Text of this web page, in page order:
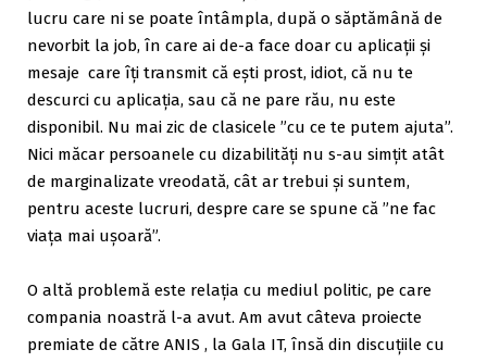
lucru care ni se poate întâmpla, după o săptămână de
nevorbit la job, în care ai de-a face doar cu aplicații și
mesaje care îți transmit că ești prost, idiot, că nu te
descurci cu aplicația, sau că ne pare rău, nu este
disponibil. Nu mai zic de clasicele ”cu ce te putem ajuta”.
Nici măcar persoanele cu dizabilități nu s-au simțit atât
de marginalizate vreodată, cât ar trebui și suntem,
pentru aceste lucruri, despre care se spune că ”ne fac
viața mai ușoară”.
O altă problemă este relația cu mediul politic, pe care
compania noastră l-a avut. Am avut câteva proiecte
premiate de către ANIS , la Gala IT, însă din discuțiile cu